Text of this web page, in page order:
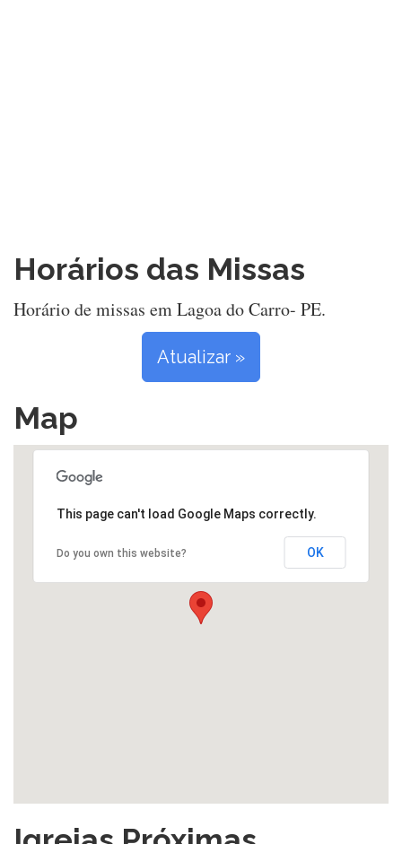
Horários das Missas
Horário de missas em Lagoa do Carro- PE.
Atualizar »
Map
This page can't load Google Maps correctly.
Do you own this website? OK